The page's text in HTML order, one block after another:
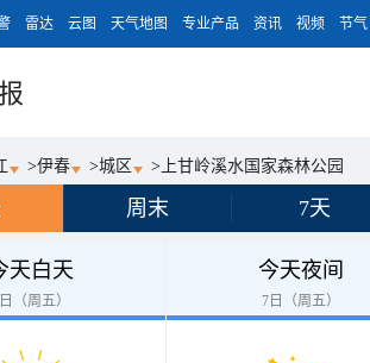
雷达 云图 天气地图 专业产品 资讯 视频 节气
>伊春 >城区 > 上甘岭溪水国家森林公园
周末 7天
天白天
（周五）
今天夜间
7日（周五）